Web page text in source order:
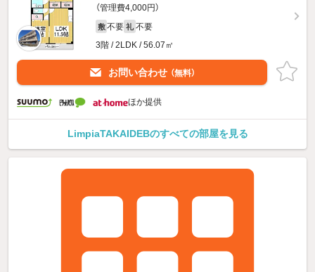
（管理費4,000円）
敷 不要 礼 不要
3階 / 2LDK / 56.07㎡
お問い合わせ （無料）
ほか提供
LimpiaTAKAIDEBのすべての部屋を見る